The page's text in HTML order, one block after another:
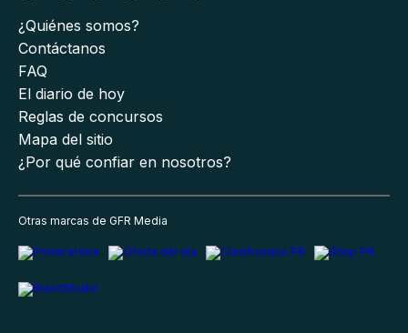
¿Quiénes somos?
Contáctanos
FAQ
El diario de hoy
Reglas de concursos
Mapa del sitio
¿Por qué confiar en nosotros?
Otras marcas de GFR Media